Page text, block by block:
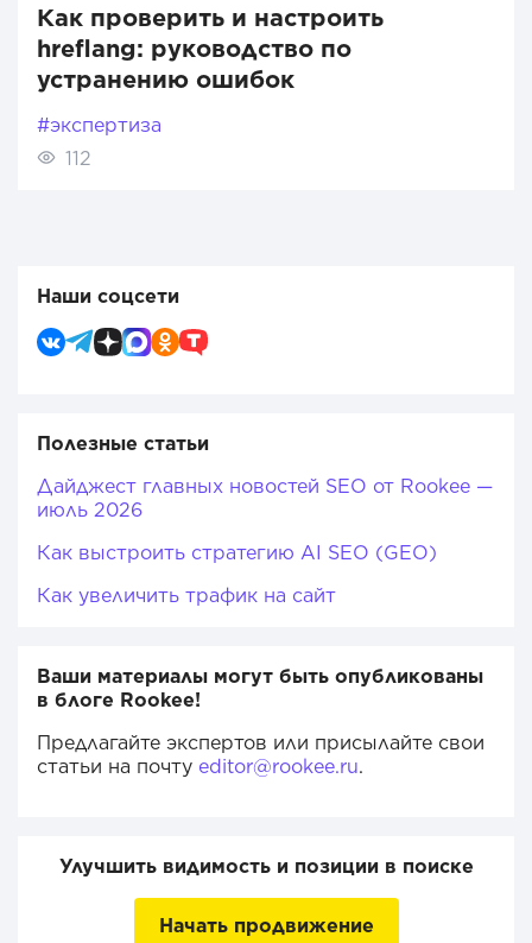
Как проверить и настроить
hreflang: руководство по
устранению ошибок
#экспертиза
112
Наши соцсети
Полезные статьи
Дайджест главных новостей SEO от Rookee —
июль 2026
Как выстроить стратегию AI SEO (GEO)
Как увеличить трафик на сайт
Ваши материалы могут быть опубликованы
в блоге Rookee!
Предлагайте экспертов или присылайте свои
статьи на почту editor@rookee.ru.
Улучшить видимость и позиции в поиске
Начать продвижение